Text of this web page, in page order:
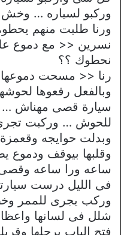
وركبو لسياره … وخش
ورنا طلبت منهم
نسرين << مع دموع
نحطوك ؟؟
رنا << مسحت دموعها
وبالفعل رفعوها
سيارة قصى مهناش
للحوش … وركبت
وبدلت حوايجه
وقلبها بيوقف ودموع
فى الليل درست
وركب يجرى للممر
شلل فى لسانها
فتح الباب برجلها